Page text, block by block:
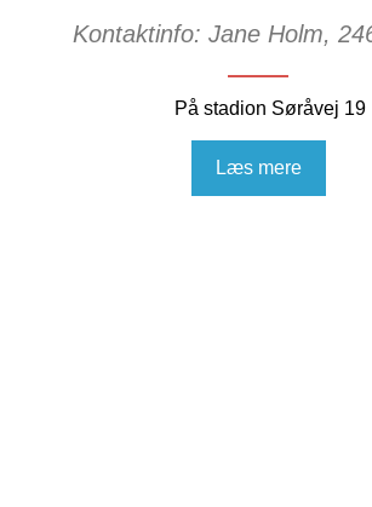
Kontaktinfo: Jane Holm,
På stadion Søråvej 19
Læs mere